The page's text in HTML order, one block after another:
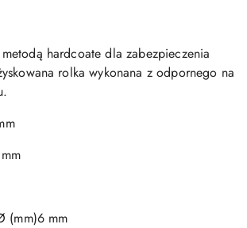
hardcoate dla zabezpieczenia
rolka wykonana z odpornego na
(mm)6 mm